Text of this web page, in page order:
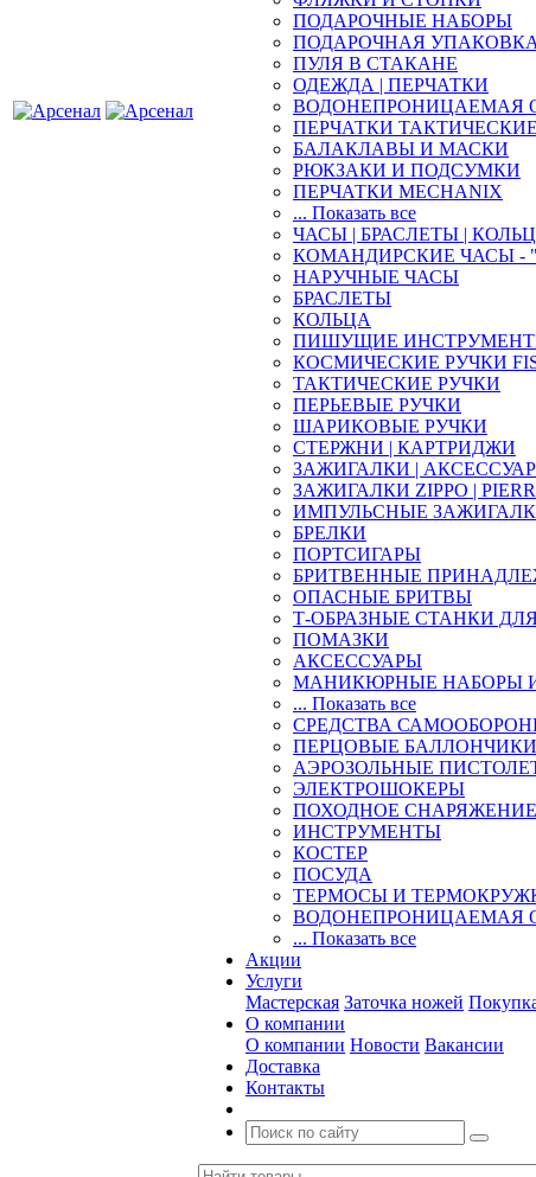
ПОДАРОЧНЫЕ НАБОРЫ
ПОДАРОЧНАЯ УПАКОВКА
ПУЛЯ В СТАКАНЕ
ОДЕЖДА | ПЕРЧАТКИ
ВОДОНЕПРОНИЦАЕМАЯ
ПЕРЧАТКИ ТАКТИЧЕСКИЕ
БАЛАКЛАВЫ И МАСКИ
РЮКЗАКИ И ПОДСУМКИ
ПЕРЧАТКИ MECHANIX
... Показать все
ЧАСЫ | БРАСЛЕТЫ |
КОМАНДИРСКИЕ ЧАСЫ -
НАРУЧНЫЕ ЧАСЫ
БРАСЛЕТЫ
КОЛЬЦА
ПИШУЩИЕ
КОСМИЧЕСКИЕ РУЧКИ
ТАКТИЧЕСКИЕ РУЧКИ
ПЕРЬЕВЫЕ РУЧКИ
ШАРИКОВЫЕ РУЧКИ
СТЕРЖНИ | КАРТРИДЖИ
ЗАЖИГАЛКИ |
ЗАЖИГАЛКИ ZIPPO |
ИМПУЛЬСНЫЕ
БРЕЛКИ
ПОРТСИГАРЫ
БРИТВЕННЫЕ
ОПАСНЫЕ БРИТВЫ
Т-ОБРАЗНЫЕ СТАНКИ
ПОМАЗКИ
АКСЕССУАРЫ
МАНИКЮРНЫЕ НАБОРЫ
... Показать все
СРЕДСТВА
ПЕРЦОВЫЕ БАЛЛОНЧИКИ
АЭРОЗОЛЬНЫЕ
ЭЛЕКТРОШОКЕРЫ
ПОХОДНОЕ СНАРЯЖЕНИЕ
ИНСТРУМЕНТЫ
КОСТЕР
ПОСУДА
ТЕРМОСЫ И
ВОДОНЕПРОНИЦАЕМАЯ
... Показать все
Акции
Услуги
Мастерская Заточка ножей
О компании
О компании Новости Вакансии
Доставка
Контакты